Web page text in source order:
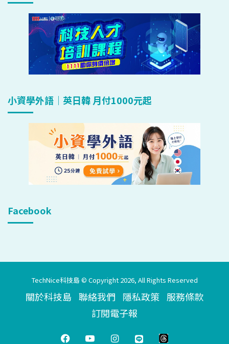
小資學外語｜英日韓 月付1000元起
Facebook
TechNice科技島 © Copyright 2026, All Rights Reserved
關於科技島 聯絡我們 隱私政策 服務條款
訂閱電子報